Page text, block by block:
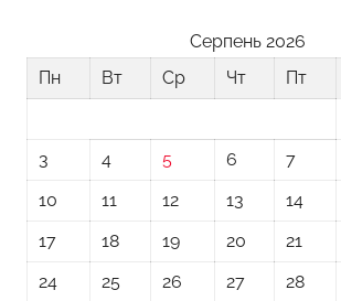
Серпень 2026
Пн
Вт Ср Чт Пт
3
4 5 6 7
10
11 12 13 14
17
18 19 20 21
24
25 26 27 28